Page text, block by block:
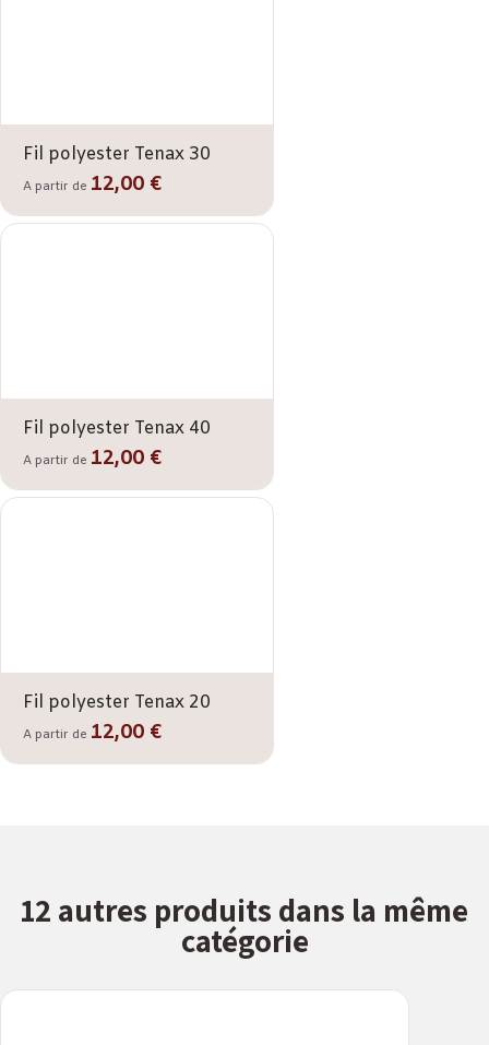
Fil polyester Tenax 30
A partir de 12,00 €
Fil polyester Tenax 40
A partir de 12,00 €
Fil polyester Tenax 20
A partir de 12,00 €
12 autres produits dans la même
catégorie